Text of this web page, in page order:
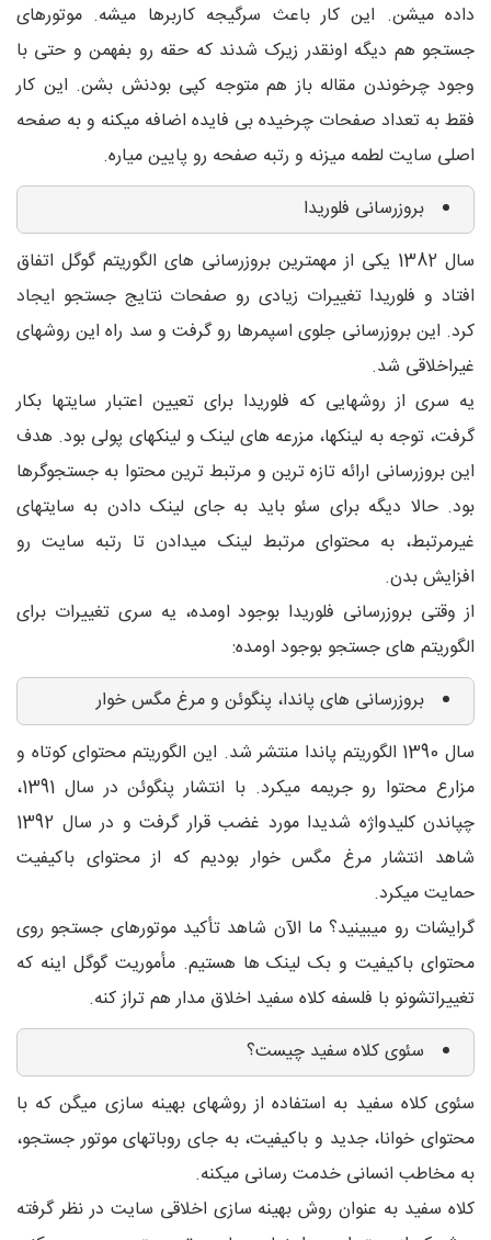
داده میشن. این کار باعث سرگیجه کاربرها میشه. موتورهای
جستجو هم دیگه اونقدر زیرک شدند که حقه رو بفهمن و حتی با
وجود چرخوندن مقاله باز هم متوجه کپی بودنش بشن. این کار
فقط به تعداد صفحات چرخیده بی فایده اضافه میکنه و به صفحه
اصلی سایت لطمه میزنه و رتبه صفحه رو پایین میاره.
بروزرسانی فلوریدا
سال 1382 یکی از مهمترین بروزرسانی های الگوریتم گوگل اتفاق
افتاد و فلوریدا تغییرات زیادی رو صفحات نتایج جستجو ایجاد
کرد. این بروزرسانی جلوی اسپمرها رو گرفت و سد راه این روشهای
غیراخلاقی شد.
یه سری از روشهایی که فلوریدا برای تعیین اعتبار سایتها بکار
گرفت، توجه به لینکها، مزرعه های لینک و لینکهای پولی بود. هدف
این بروزرسانی ارائه تازه ترین و مرتبط ترین محتوا به جستجوگرها
بود. حالا دیگه برای سئو باید به جای لینک دادن به سایتهای
غیرمرتبط، به محتوای مرتبط لینک میدادن تا رتبه سایت رو
افزایش بدن.
از وقتی بروزرسانی فلوریدا بوجود اومده، یه سری تغییرات برای
الگوریتم های جستجو بوجود اومده:
بروزرسانی های پاندا، پنگوئن و مرغ مگس خوار
سال 1390 الگوریتم پاندا منتشر شد. این الگوریتم محتوای کوتاه و
مزارع محتوا رو جریمه میکرد. با انتشار پنگوئن در سال 1391،
چپاندن کلیدواژه شدیدا مورد غضب قرار گرفت و در سال 1392
شاهد انتشار مرغ مگس خوار بودیم که از محتوای باکیفیت
حمایت میکرد.
گرایشات رو میبینید؟ ما الآن شاهد تأکید موتورهای جستجو روی
محتوای باکیفیت و بک لینک ها هستیم. مأموریت گوگل اینه که
تغییراتشونو با فلسفه کلاه سفید اخلاق مدار هم تراز کنه.
سئوی کلاه سفید چیست؟
سئوی کلاه سفید به استفاده از روشهای بهینه سازی میگن که با
محتوای خوانا، جدید و باکیفیت، به جای روباتهای موتور جستجو،
به مخاطب انسانی خدمت رسانی میکنه.
کلاه سفید به عنوان روش بهینه سازی اخلاقی سایت در نظر گرفته